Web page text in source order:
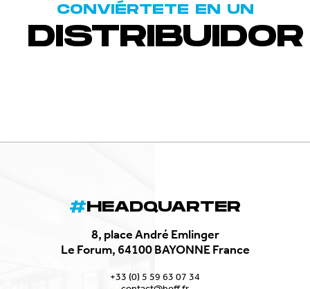
CONVIÉRTETE EN UN
DISTRIBUIDOR
HEADQUARTER
8, place André Emlinger
Le Forum, 64100 BAYONNE France
+33 (0) 5 59 63 07 34